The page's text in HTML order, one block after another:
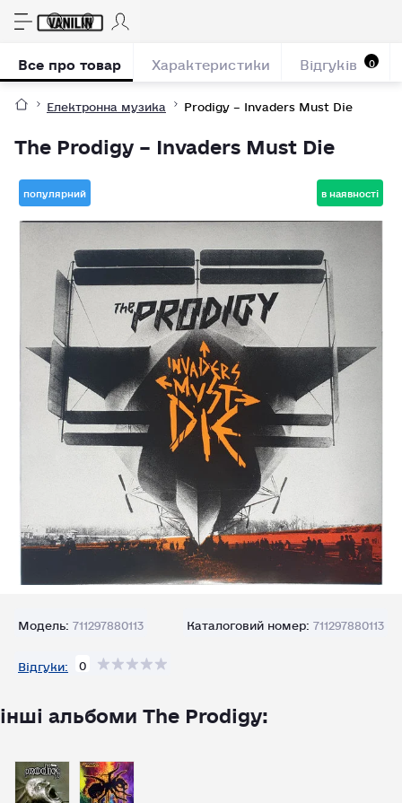
Електронна музика Prodigy – Invaders Must Die
The Prodigy – Invaders Must Die
Все про товар Характеристики Відгуків 0
популярний в наявності
Модель: 711297880113 Каталоговий номер: 711297880113
Відгуки: 0
інші альбоми The Prodigy: